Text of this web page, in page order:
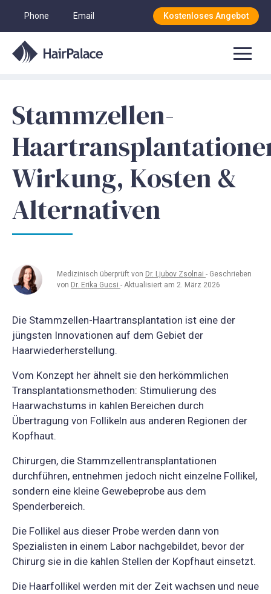
Phone Email Kostenloses Angebot
Stammzellen-
Wirkung, Kosten &
Alternativen
Medizinisch überprüft von Dr. Ljubov Zsolnai - Geschrieben
von Dr. Erika Gucsi - Aktualisiert am 2. März 2026
Die Stammzellen-Haartransplantation ist eine der
jüngsten Innovationen auf dem Gebiet der
Haarwiederherstellung.
Vom Konzept her ähnelt sie den herkömmlichen
Transplantationsmethoden: Stimulierung des
Haarwachstums in kahlen Bereichen durch
Übertragung von Follikeln aus anderen Regionen der
Kopfhaut.
Chirurgen, die Stammzellentransplantationen
durchführen, entnehmen jedoch nicht einzelne Follikel,
sondern eine kleine Gewebeprobe aus dem
Spenderbereich.
Die Follikel aus dieser Probe werden dann von
Spezialisten in einem Labor nachgebildet, bevor der
Chirurg sie in die kahlen Stellen der Kopfhaut einsetzt.
Die Haarfollikel werden mit der Zeit wachsen und neue